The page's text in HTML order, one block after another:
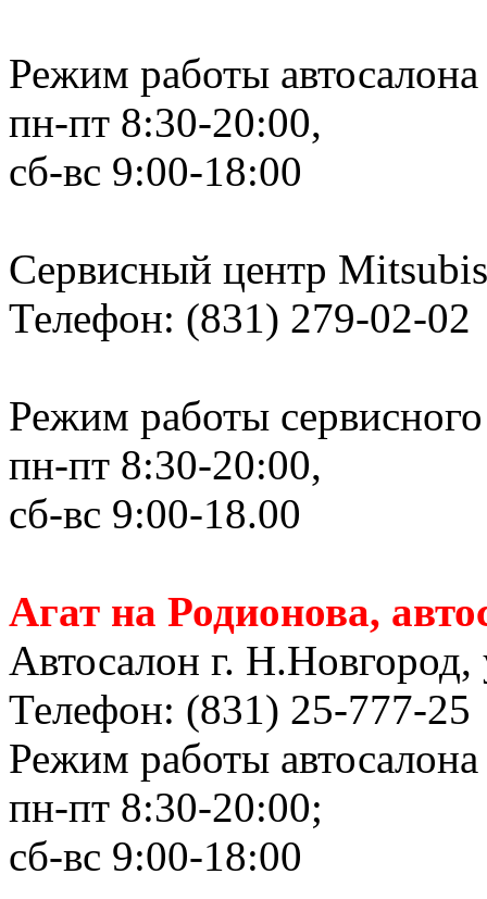
Режим работы
пн-пт 8:30-20:00,
сб-вс 9:00-18:00
Сервисный центр
Телефон: (831) 279-02-02
Режим работы
пн-пт 8:30-20:00,
сб-вс 9:00-18.00
Агат на Родионова,
Автосалон г.
Телефон: (831) 25-777-25
Режим работы
пн-пт 8:30-20:00;
сб-вс 9:00-18:00